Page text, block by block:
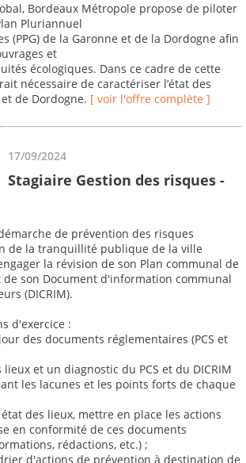
Bordeaux Métropole propose de piloter
Pluriannuel
(PPG) de la Garonne et de la Dordogne afin
et
écologiques. Dans ce cadre de cette
nécessaire de caractériser l’état des
de Dordogne. [ voir l'offre complète ]
17/09/2024
Stagiaire Gestion des risques -
de prévention des risques
de la tranquillité publique de la ville
la révision de son Plan communal de
de son Document d'information communal
(DICRIM).
d'exercice :
des documents réglementaires (PCS et
et un diagnostic du PCS et du DICRIM
les lacunes et les points forts de chaque
des lieux, mettre en place les actions
en conformité de ces documents
rédactions, etc.) ;
d'actions de prévention à destination de